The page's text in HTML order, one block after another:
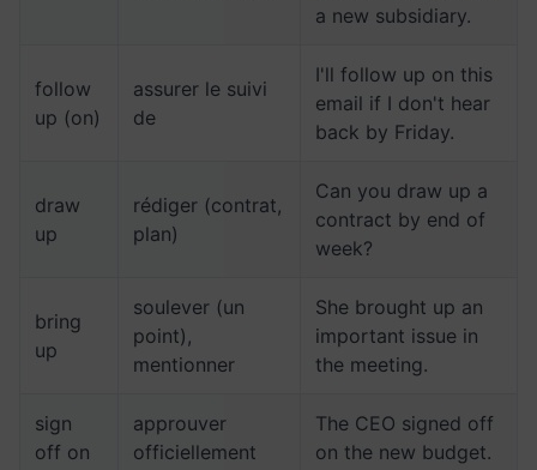
a new subsidiary.
follow
up (on)
assurer le suivi
de
I'll follow up on this
email if I don't hear
back by Friday.
draw
up
rédiger (contrat,
plan)
Can you draw up a
contract by end of
week?
bring
up
soulever (un
point),
mentionner
She brought up an
important issue in
the meeting.
sign
off on
approuver
officiellement
The CEO signed off
on the new budget.